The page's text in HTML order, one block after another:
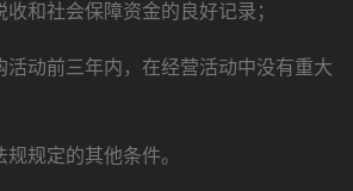
收和社会保障资金的良好记录；
活动前三年内，在经营活动中没有重大
规规定的其他条件。